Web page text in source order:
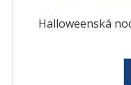
Halloweenská